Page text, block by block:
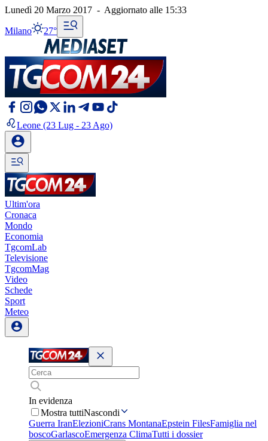
Lunedì 20 Marzo 2017 - Aggiornato alle 15:33
Milano 27°
Leone (23 Lug - 23 Ago)
Ultim'ora
Cronaca
Mondo
Economia
TgcomLab
Televisione
TgcomMag
Video
Schede
Sport
Meteo
In evidenza
Mostra tuttiNascondi
Guerra IranElezioniCrans MontanaEpstein FilesFamiglia nel
boscoGarlascoEmergenza ClimaTutti i dossier